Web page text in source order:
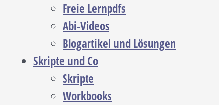
Freie Lernpdfs
Abi-Videos
Blogartikel und Lösungen
Skripte und Co
Skripte
Workbooks